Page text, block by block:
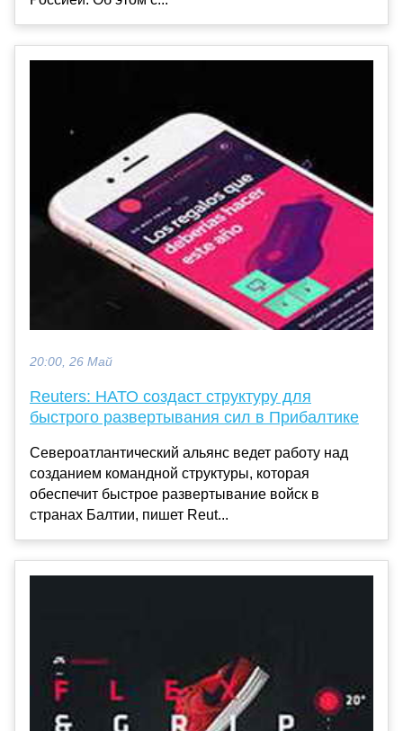
20:00, 26 Май
Reuters: НАТО создаст структуру для
быстрого развертывания сил в Прибалтике
Североатлантический альянс ведет работу над
созданием командной структуры, которая
обеспечит быстрое развертывание войск в
странах Балтии, пишет Reut...